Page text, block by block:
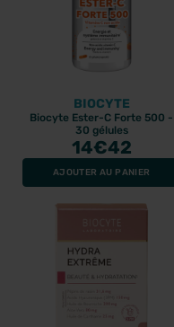
BIOCYTE
Biocyte Ester-C Forte 500 -
30 gélules
14€42
AJOUTER AU PANIER